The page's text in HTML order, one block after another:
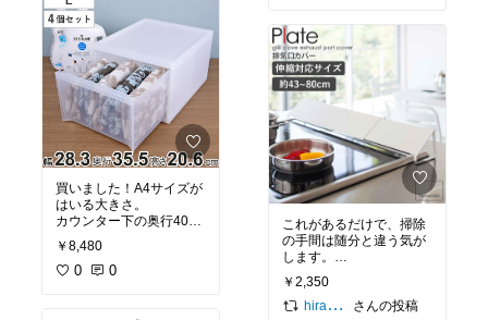
買いました！A4サイズが
はいる大きさ。
カウンター下の奥行40cm
内に収まるスタッキング
ボックスを探してまし
た。
￥8,480
0 0
これがあるだけで、掃除
の手間は随分と違う気が
します。
新築入居時から使ってる
ので、排気口の油汚れは
かなりつきにくいと思い
￥2,350
hirame48
さんの投稿